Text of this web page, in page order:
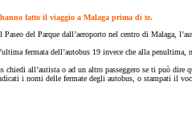
fatto il viaggio a Malaga prima di te.
del Parque dall’aeroporto nel centro di Malaga,
fermata dell’autobus 19 invece che alla
chiedi all’autista o ad un altro passeggero se ti può
i nomi delle fermate degli autobus, o stampati il